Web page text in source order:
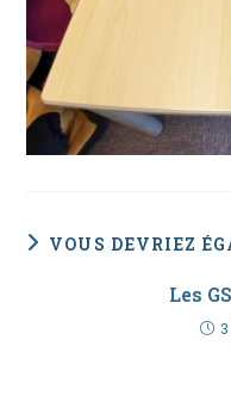
VOUS DEVRIEZ
Les